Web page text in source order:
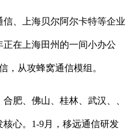
、上海贝尔阿尔卡特等企业
正在上海田州的一间小办公
，从攻蜂窝通信模组。
、佛山、桂林、武汉、、
心。1-9月，移远通信研发